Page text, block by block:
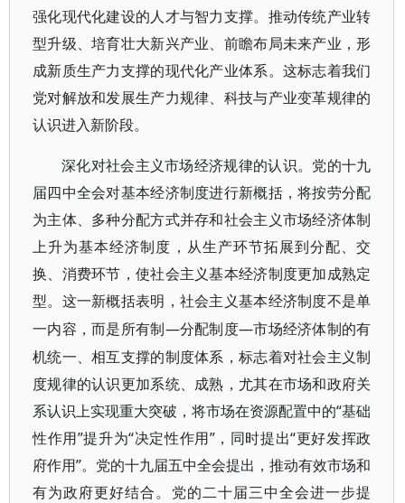
强化现代化建设的人才与智力支撑。推动传统产业转
型升级、培育壮大新兴产业、前瞻布局未来产业，形
成新质生产力支撑的现代化产业体系。这标志着我们
党对解放和发展生产力规律、科技与产业变革规律的
认识进入新阶段。
深化对社会主义市场经济规律的认识。党的十九
届四中全会对基本经济制度进行新概括，将按劳分配
为主体、多种分配方式并存和社会主义市场经济体制
上升为基本经济制度，从生产环节拓展到分配、交
换、消费环节，使社会主义基本经济制度更加成熟定
型。这一新概括表明，社会主义基本经济制度不是单
一内容，而是所有制 —分配制度—市场经济体制的有
机统一、相互支撑的制度体系，标志着对社会主义制
度规律的认识更加系统、成熟，尤其在市场和政府关
系认识上实现重大突破，将市场在资源配置中的“基础
性作用”提升为“决定性作用”，同时提出“更好发挥政
府作用”。党的十九届五中全会提出，推动有效市场和
有为政府更好结合。党的二十届三中全会进一步提